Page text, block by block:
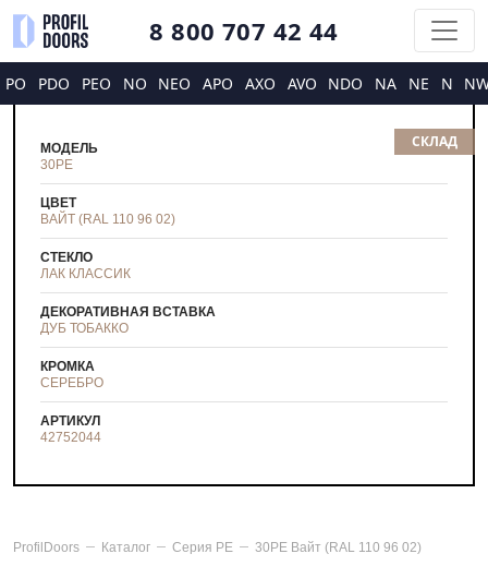
8 800 707 42 44
PO PDO PEO NO NEO APO AXO AVO NDO NA NE N
СКЛАД
МОДЕЛЬ
30PE
ЦВЕТ
ВАЙТ (RAL 110 96 02)
СТЕКЛО
ЛАК КЛАССИК
ДЕКОРАТИВНАЯ ВСТАВКА
ДУБ ТОБАККО
КРОМКА
СЕРЕБРО
АРТИКУЛ
42752044
ProfilDoors Каталог Серия PE 30PE Вайт (RAL 110 96 02)